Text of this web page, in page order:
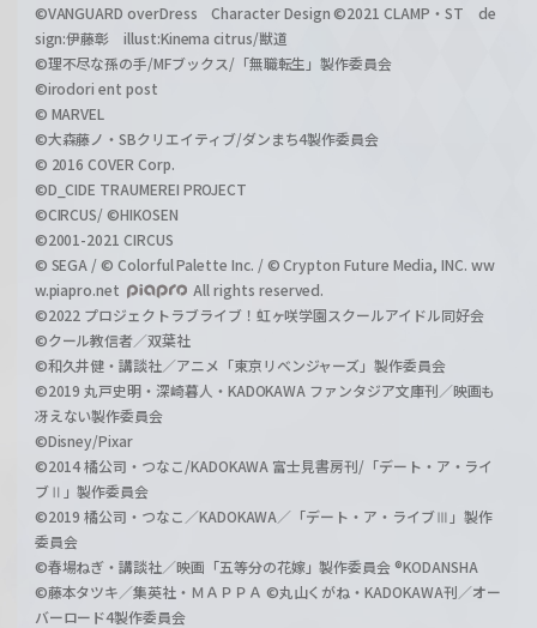
©VANGUARD overDress Character Design ©2021 CLAMP・ST de
sign:伊藤彰 illust:Kinema citrus/獣道
©理不尽な孫の手/MFブックス/「無職転生」製作委員会
©irodori ent post
© MARVEL
©大森藤ノ・SBクリエイティブ/ダンまち4製作委員会
© 2016 COVER Corp.
©D_CIDE TRAUMEREI PROJECT
©CIRCUS/ ©HIKOSEN
©2001-2021 CIRCUS
© SEGA / © Colorful Palette Inc. / © Crypton Future Media, INC. ww
w.piapro.net
All rights reserved.
©2022 プロジェクトラブライブ！虹ヶ咲学園スクールアイドル同好会
©クール教信者／双葉社
©和久井健・講談社／アニメ「東京リベンジャーズ」製作委員会
©2019 丸戸史明・深崎暮人・KADOKAWA ファンタジア文庫刊／映画も
冴えない製作委員会
©Disney/Pixar
©2014 橘公司・つなこ/KADOKAWA 富士見書房刊/「デート・ア・ライ
ブⅡ」製作委員会
©2019 橘公司・つなこ／KADOKAWA／「デート・ア・ライブⅢ」製作
委員会
©春場ねぎ・講談社／映画「五等分の花嫁」製作委員会 ®KODANSHA
©藤本タツキ／集英社・ＭＡＰＰＡ ©丸山くがね・KADOKAWA刊／オー
バーロード4製作委員会